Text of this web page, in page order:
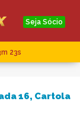
Seja Sócio
22s
16, Cartola